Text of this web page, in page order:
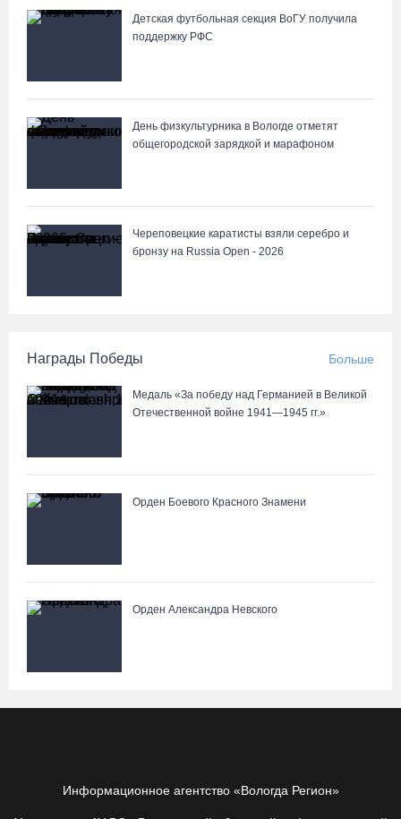
Детская футбольная секция ВоГУ получила
поддержку РФС
День физкультурника в Вологде отметят
общегородской зарядкой и марафоном
Череповецкие каратисты взяли серебро и
бронзу на Russia Open - 2026
Награды Победы Больше
Медаль «За победу над Германией в Великой
Отечественной войне 1941—1945 гг.»
Орден Боевого Красного Знамени
Орден Александра Невского
Информационное агентство «Вологда Регион»